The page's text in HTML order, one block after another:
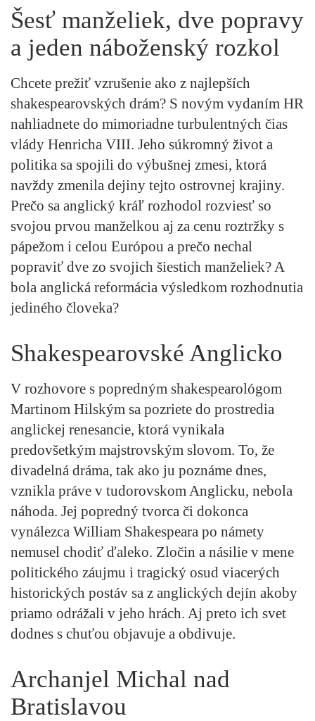
Šesť manželiek, dve popravy
a jeden náboženský rozkol
Chcete prežiť vzrušenie ako z najlepších
shakespearovských drám? S novým vydaním HR
nahliadnete do mimoriadne turbulentných čias
vlády Henricha VIII. Jeho súkromný život a
politika sa spojili do výbušnej zmesi, ktorá
navždy zmenila dejiny tejto ostrovnej krajiny.
Prečo sa anglický kráľ rozhodol rozviesť so
svojou prvou manželkou aj za cenu roztržky s
pápežom i celou Európou a prečo nechal
popraviť dve zo svojich šiestich manželiek? A
bola anglická reformácia výsledkom rozhodnutia
jediného človeka?
Shakespearovské Anglicko
V rozhovore s popredným shakespearológom
Martinom Hilským sa pozriete do prostredia
anglickej renesancie, ktorá vynikala
predovšetkým majstrovským slovom. To, že
divadelná dráma, tak ako ju poznáme dnes,
vznikla práve v tudorovskom Anglicku, nebola
náhoda. Jej popredný tvorca či dokonca
vynálezca William Shakespeara po námety
nemusel chodiť ďaleko. Zločin a násilie v mene
politického záujmu i tragický osud viacerých
historických postáv sa z anglických dejín akoby
priamo odrážali v jeho hrách. Aj preto ich svet
dodnes s chuťou objavuje a obdivuje.
Archanjel Michal nad
Bratislavou